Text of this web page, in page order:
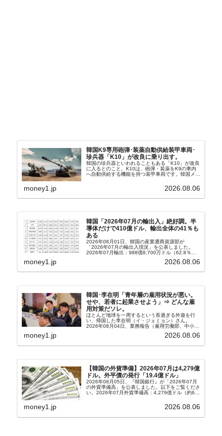
韓国K9専用砲弾･装薬自動供給装甲車両･
珍兵器「K10」が改良に乗り出す。
韓国の珍兵器といわれることもある「K10」が改良
に入るとのこと。K10は、砲弾・装薬をK9の車内
へ自動供給する機能を持つ装甲車両です。韓国メデ
から以下に一部を引きます。2005年に初めて...
money1.jp 2026.08.06
韓国「2026年07月の輸出入」絶好調。半
導体だけで410億ドル、輸出全体の41％も
ある
2026年08月01日、韓国の産業通商資源部が
「2026年07月の輸出入現況」を公表しました。
2026年07月輸出：988億8,700万ドル（62.8％）
money1.jp 2026.08.06
韓国･李在明「青年層の雇用状況が悪い。
せや、若者に起業させよう」⇒ どんな雇
用対策だソレ。
ほとんど地球を一周するという長過ぎる外遊を行
い、帰国した李在明（イ・ジェミョン）さん。
2026年08月04日、業務報告（雇用労働部、中小ベ
上、韓国大統領に成りおおせた李在明（イ・ジェミ
money1.jp 2026.08.06
【韓国の外貨準備】2026年07月は4,279億
ドル。外平債の発行「19.4億ドル」
2026年08月05日、『韓国銀行』が「2026年07月
の外貨準備高」を公表しました。以下をご覧くださ
い。2026年07月外貨準備高：4,279億ドル（約67
money1.jp 2026.08.06